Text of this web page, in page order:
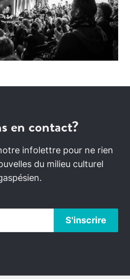
en contact?
infolettre pour ne rien
du milieu culturel